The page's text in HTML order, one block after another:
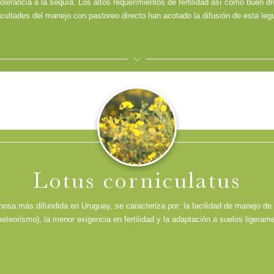
EXPANDIR
a la sequía. Los altos requerimientos de fertilidad así como buen
del manejo con pastoreo directo han acotado la difusión de esta
Lotus corniculatus
más difundida en Uruguay, se caracteriza por: la facilidad de manejo de
la menor exigencia en fertilidad y la adaptación a suelos